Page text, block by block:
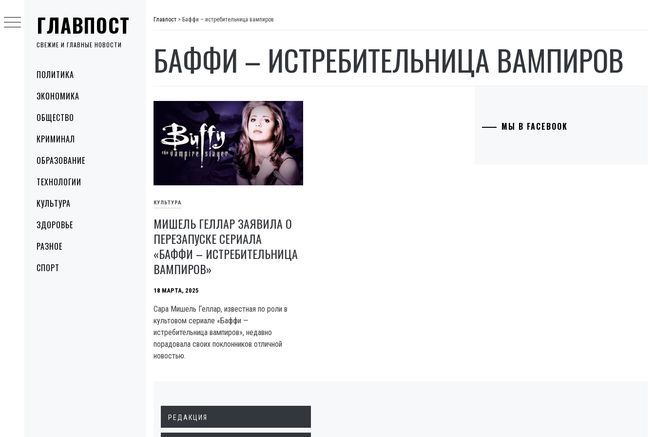
ГЛАВПОСТ
СВЕЖИЕ И ГЛАВНЫЕ НОВОСТИ
MenuПОЛИТИКА
ЭКОНОМИКА
ОБЩЕСТВО
КРИМИНАЛ
ОБРАЗОВАНИЕ
ТЕХНОЛОГИИ
КУЛЬТУРА
ЗДОРОВЬЕ
РАЗНОЕ
СПОРТ
to
content
Главпост > Баффи – истребительница вампиров
БАФФИ – ИСТРЕБИТЕЛЬНИЦА ВАМПИРОВ
КУЛЬТУРА
МИШЕЛЬ ГЕЛЛАР ЗАЯВИЛА О
ПЕРЕЗАПУСКЕ СЕРИАЛА
«БАФФИ – ИСТРЕБИТЕЛЬНИЦА
ВАМПИРОВ»
18 МАРТА, 2025
Сара Мишель Геллар, известная по роли в
культовом сериале «Баффи —
истребительница вампиров», недавно
порадовала своих поклонников отличной
новостью.
МЫ В FACEBOOK
РЕДАКЦИЯ